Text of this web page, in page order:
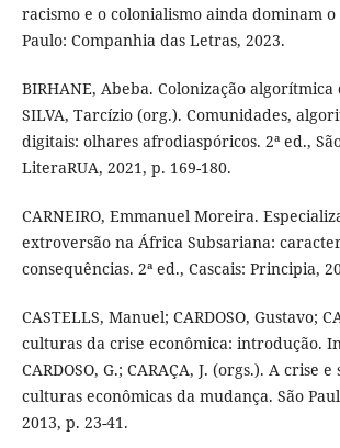
racismo e o colonialismo ainda dominam o
Paulo: Companhia das Letras, 2023.
BIRHANE, Abeba. Colonização
SILVA, Tarcízio (org.). Comunidades,
digitais: olhares afrodiaspóricos. 2ª ed.,
LiteraRUA, 2021, p. 169-180.
CARNEIRO, Emmanuel Moreira.
extroversão na África Subsariana:
consequências. 2ª ed., Cascais: Principia,
CASTELLS, Manuel; CARDOSO, Gustavo;
culturas da crise econômica: introdução.
CARDOSO, G.; CARAÇA, J. (orgs.). A crise
culturas econômicas da mudança. São
2013, p. 23-41.